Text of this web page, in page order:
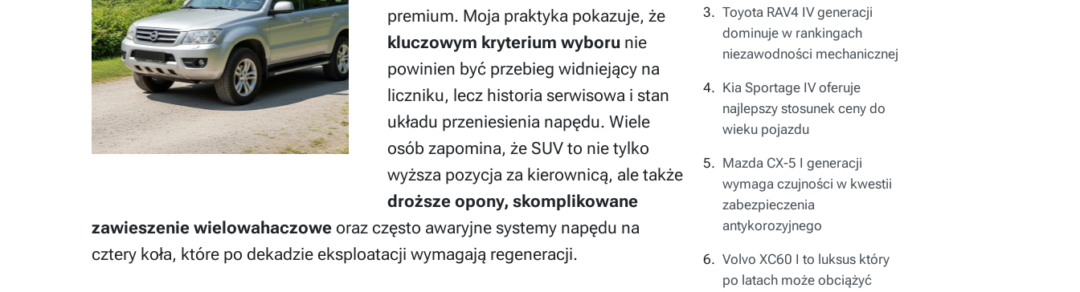
Toyota RAV4 IV generacji
dominuje w rankingach
niezawodności mechanicznej
Kia Sportage IV oferuje
najlepszy stosunek ceny do
wieku pojazdu
Mazda CX-5 I generacji
wymaga czujności w kwestii
zabezpieczenia
antykorozyjnego
Volvo XC60 I to luksus który
po latach może obciążyć
premium. Moja praktyka pokazuje, że
kluczowym kryterium wyboru nie
powinien być przebieg widniejący na
liczniku, lecz historia serwisowa i stan
układu przeniesienia napędu. Wiele
osób zapomina, że SUV to nie tylko
wyższa pozycja za kierownicą, ale także
droższe opony, skomplikowane
zawieszenie wielowahaczowe oraz często awaryjne systemy napędu na
cztery koła, które po dekadzie eksploatacji wymagają regeneracji.